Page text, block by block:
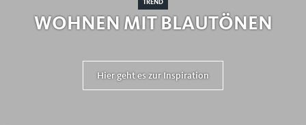
TREND
WOHNEN MIT BLAUTÖNEN
Hier geht es zur Inspiration